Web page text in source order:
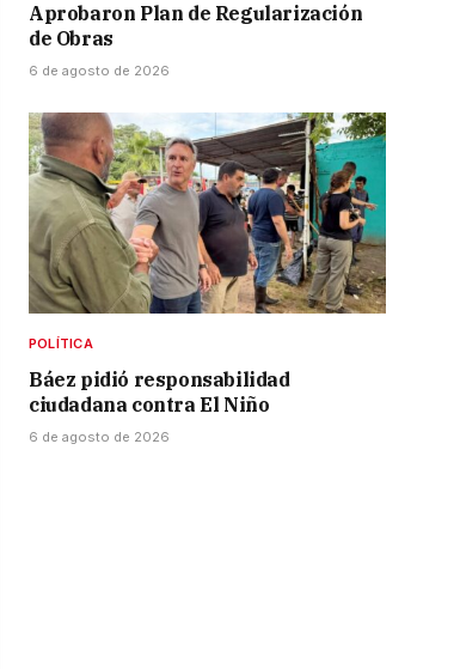
Aprobaron Plan de Regularización
de Obras
6 de agosto de 2026
POLÍTICA
Báez pidió responsabilidad
ciudadana contra El Niño
6 de agosto de 2026